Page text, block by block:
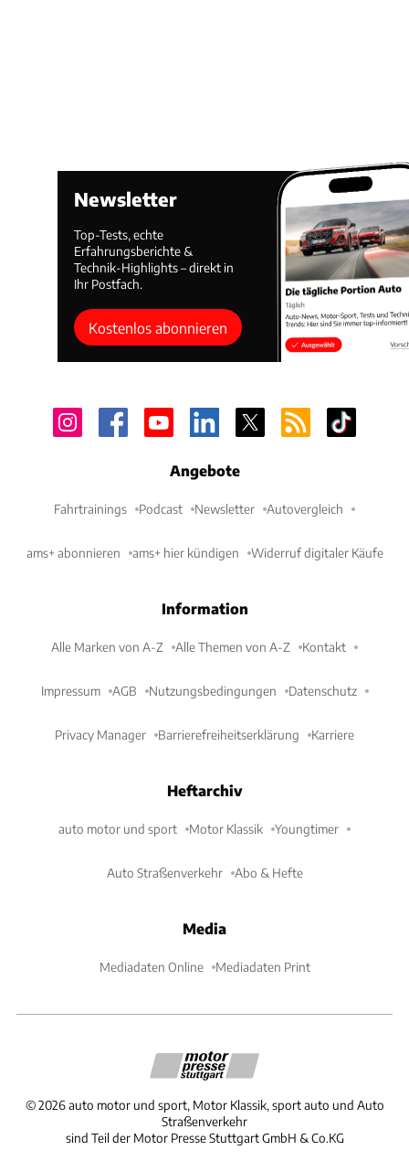
Newsletter
Top-Tests, echte
Erfahrungsberichte &
Technik-Highlights – direkt in
Ihr Postfach.
Kostenlos abonnieren
Angebote
Fahrtrainings Podcast Newsletter Autovergleich
ams+ abonnieren ams+ hier kündigen Widerruf digitaler Käufe
Information
Alle Marken von A-Z Alle Themen von A-Z Kontakt
Impressum AGB Nutzungsbedingungen Datenschutz
Privacy Manager Barrierefreiheitserklärung Karriere
Heftarchiv
auto motor und sport Motor Klassik Youngtimer
Auto Straßenverkehr Abo & Hefte
Media
Mediadaten Online Mediadaten Print
©2026 auto motor und sport, Motor Klassik, sport auto und Auto
Straßenverkehr
sind Teil der Motor Presse Stuttgart GmbH & Co.KG